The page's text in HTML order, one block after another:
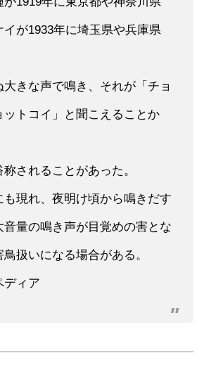
が1933年に埼玉県や兵庫県
きな声で鳴き、それが「チョ
ットコイ」と聞こえることか
称されることがあった。
現れ、夜明け頃から鳴きだす
音量の鳴き声が目覚めの害とな
扱いになる場合がある。
ディア